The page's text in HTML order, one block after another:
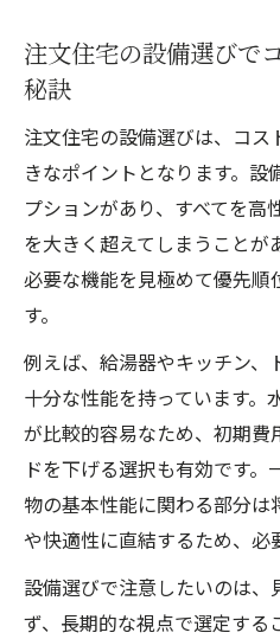
注文住宅の設備選びで
秘訣
注文住宅の設備選びは、コ
きなポイントとなります。設
プションがあり、すべてを高
を大きく超えてしまうことが
必要な機能を見極めて優先順
す。
例えば、給湯器やキッチン、
十分な性能を持っています。
が比較的容易なため、初期費
ドを下げる選択も有効です
物の基本性能に関わる部分
や快適性に直結するため、必
設備選びで注意したいのは
ず、長期的な視点で選定する